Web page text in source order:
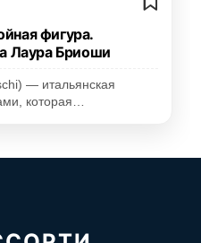
фигура.
Лаура Бриоши
— итальянская
которая…